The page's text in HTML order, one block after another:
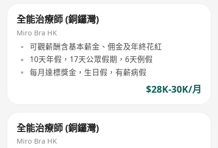
全能治療師 (銅鑼灣)
Miro Bra HK
可觀薪酬含基本薪金、佣金及年終花紅
10天年假，17天公眾假期，6天例假
每月達標獎金，生日假，有薪病假
$28K-30K/月
全能治療師 (銅鑼灣)
Miro Bra HK